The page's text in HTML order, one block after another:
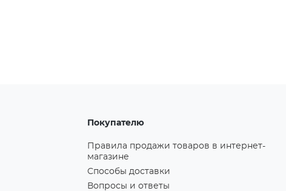
Покупателю
Правила продажи товаров в интернет-
магазине
Способы доставки
Вопросы и ответы